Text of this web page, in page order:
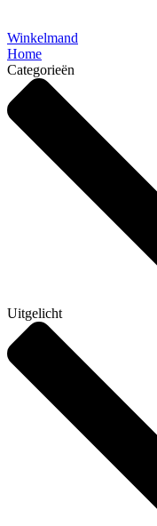
Winkelmand
Home
Categorieën
Uitgelicht